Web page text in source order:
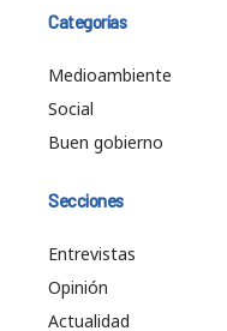
Categorías
Medioambiente
Social
Buen gobierno
Secciones
Entrevistas
Opinión
Actualidad